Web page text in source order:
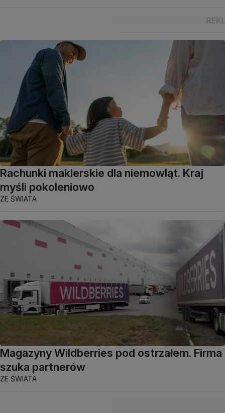
Rachunki maklerskie dla niemowląt. Kraj
myśli pokoleniowo
ZE ŚWIATA
Magazyny Wildberries pod ostrzałem. Firma
szuka partnerów
ZE ŚWIATA